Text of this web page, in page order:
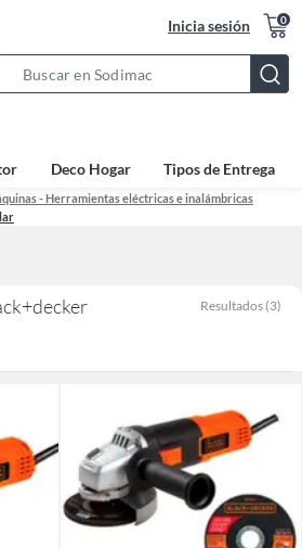
Inicia sesión 0
Bar
Deco Hogar Tipos de Entrega
- Herramientas eléctricas e inalámbricas
Resultados (3)